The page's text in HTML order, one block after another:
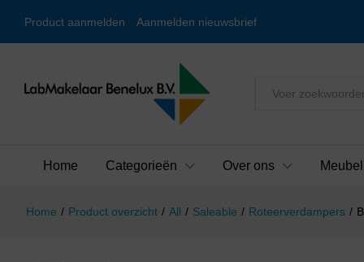
Product aanmelden Aanmelden nieuwsbrief
Alles
Home Categorieën Over ons
Home / Product overzicht / All / Saleable / Roteerverdampers /